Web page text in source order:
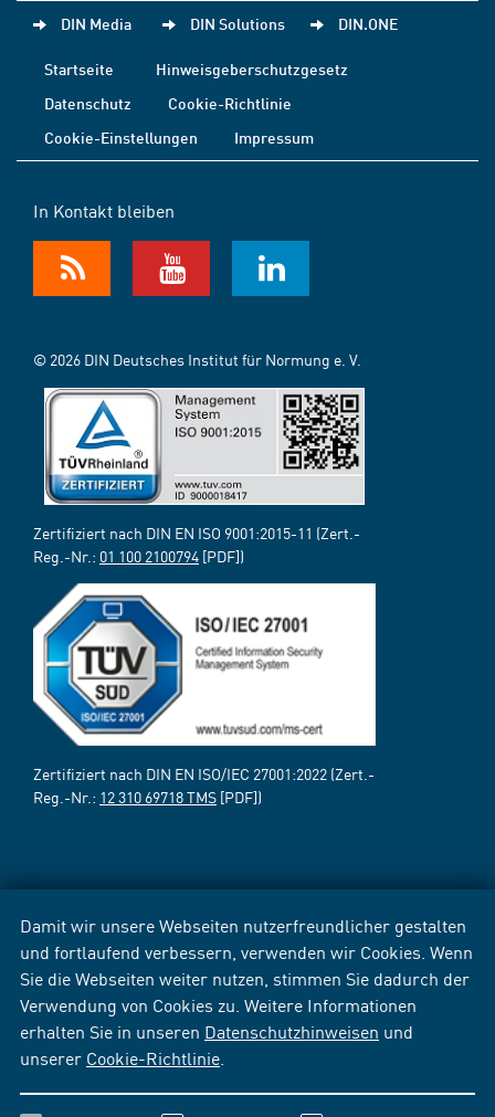
Damit wir unsere Webseiten nutzerfreundlicher gestalten
und fortlaufend verbessern, verwenden wir Cookies. Wenn
Sie die Webseiten weiter nutzen, stimmen Sie dadurch der
Verwendung von Cookies zu. Weitere Informationen
erhalten Sie in unseren Datenschutzhinweisen und
unserer Cookie-Richtlinie
DIN Media DIN Solutions DIN.ONE
Startseite
Hinweisgeberschutzgesetz
Datenschutz
Cookie-Richtlinie
Cookie-Einstellungen
Impressum
In Kontakt bleiben
© 2026 DIN Deutsches Institut für Normung e. V.
Zertifiziert nach DIN EN ISO 9001:2015-11 (Zert.-
Reg.-Nr.: 01 100 2100794 [PDF])
Zertifiziert nach DIN EN ISO/IEC 27001:2022 (Zert.-
Reg.-Nr.: 12 310 69718 TMS [PDF])